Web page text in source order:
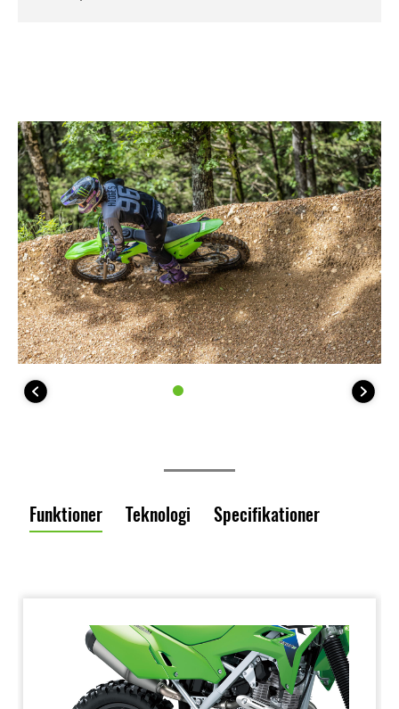
Funktioner Teknologi Specifikationer